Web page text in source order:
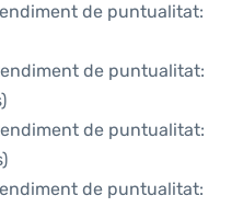
de puntualitat:
de puntualitat:
de puntualitat:
de puntualitat: